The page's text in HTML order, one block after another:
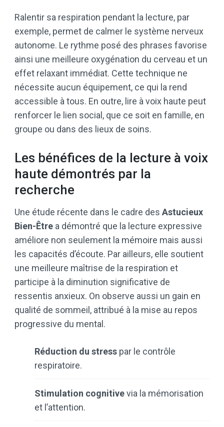
Ralentir sa respiration pendant la lecture, par
exemple, permet de calmer le système nerveux
autonome. Le rythme posé des phrases favorise
ainsi une meilleure oxygénation du cerveau et un
effet relaxant immédiat. Cette technique ne
nécessite aucun équipement, ce qui la rend
accessible à tous. En outre, lire à voix haute peut
renforcer le lien social, que ce soit en famille, en
groupe ou dans des lieux de soins.
Les bénéfices de la lecture à voix
haute démontrés par la
recherche
Une étude récente dans le cadre des Astucieux
Bien-Être a démontré que la lecture expressive
améliore non seulement la mémoire mais aussi
les capacités d’écoute. Par ailleurs, elle soutient
une meilleure maîtrise de la respiration et
participe à la diminution significative de
ressentis anxieux. On observe aussi un gain en
qualité de sommeil, attribué à la mise au repos
progressive du mental.
Réduction du stress par le contrôle
respiratoire.
Stimulation cognitivevia la mémorisation
et l’attention.